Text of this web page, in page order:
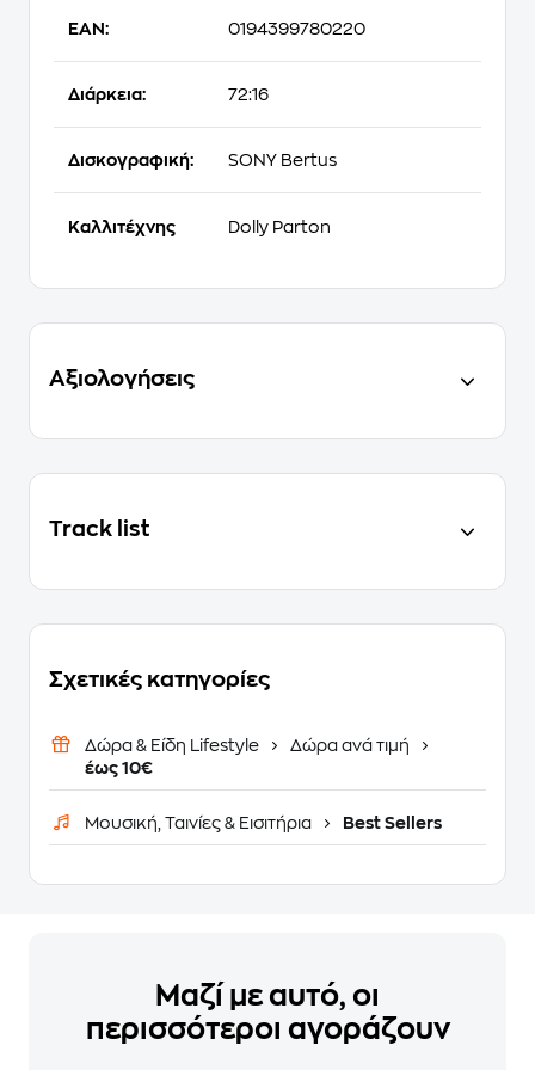
EAN: 0194399780220
Διάρκεια: 72:16
Δισκογραφική: SONY Bertus
Καλλιτέχνης Dolly Parton
Αξιολογήσεις
Track list
Σχετικές κατηγορίες
Δώρα & Είδη Lifestyle
Δώρα ανά τιμή
έως 10€
Μουσική, Ταινίες & Εισιτήρια Best Sellers
Μαζί με αυτό, οι
περισσότεροι αγοράζουν